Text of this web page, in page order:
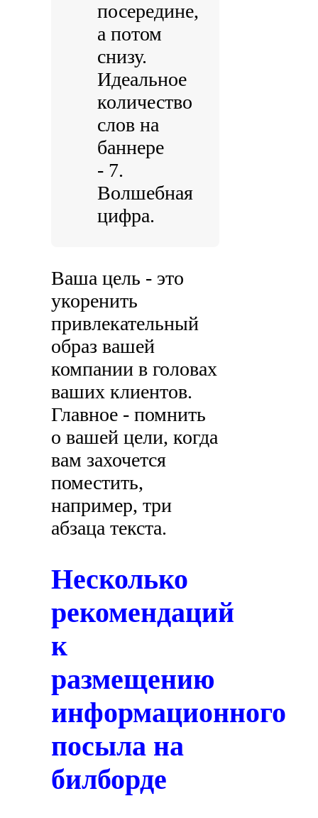
посередине,
а потом
снизу.
Идеальное
количество
слов на
баннере
- 7.
Волшебная
цифра.
Ваша цель - это
укоренить
привлекательный
образ вашей
компании в головах
ваших клиентов.
Главное - помнить
о вашей цели, когда
вам захочется
поместить,
например, три
абзаца текста.
Несколько
рекомендаций
к
размещению
информационного
посыла на
билборде